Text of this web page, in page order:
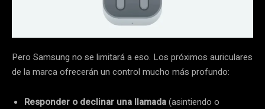
Pero Samsung no se limitará a eso. Los próximos auriculares
de la marca ofrecerán un control mucho más profundo:
Responder o declinar una llamada(asintiendo o